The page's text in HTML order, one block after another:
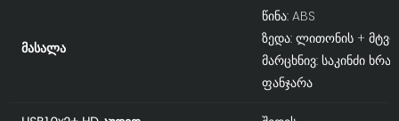
მასალა
წინა: ABS
ზედა: ლითონის +
მარცხნივ: საკინძი
ფანჯარა